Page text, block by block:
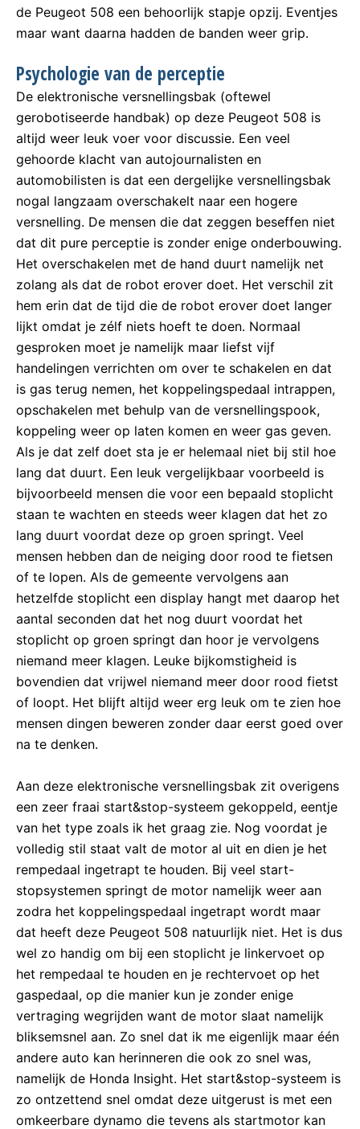
de Peugeot 508 een behoorlijk stapje opzij. Eventjes
maar want daarna hadden de banden weer grip.
Psychologie van de perceptie
De elektronische versnellingsbak (oftewel
gerobotiseerde handbak) op deze Peugeot 508 is
altijd weer leuk voer voor discussie. Een veel
gehoorde klacht van autojournalisten en
automobilisten is dat een dergelijke versnellingsbak
nogal langzaam overschakelt naar een hogere
versnelling. De mensen die dat zeggen beseffen niet
dat dit pure perceptie is zonder enige onderbouwing.
Het overschakelen met de hand duurt namelijk net
zolang als dat de robot erover doet. Het verschil zit
hem erin dat de tijd die de robot erover doet langer
lijkt omdat je zélf niets hoeft te doen. Normaal
gesproken moet je namelijk maar liefst vijf
handelingen verrichten om over te schakelen en dat
is gas terug nemen, het koppelingspedaal intrappen,
opschakelen met behulp van de versnellingspook,
koppeling weer op laten komen en weer gas geven.
Als je dat zelf doet sta je er helemaal niet bij stil hoe
lang dat duurt. Een leuk vergelijkbaar voorbeeld is
bijvoorbeeld mensen die voor een bepaald stoplicht
staan te wachten en steeds weer klagen dat het zo
lang duurt voordat deze op groen springt. Veel
mensen hebben dan de neiging door rood te fietsen
of te lopen. Als de gemeente vervolgens aan
hetzelfde stoplicht een display hangt met daarop het
aantal seconden dat het nog duurt voordat het
stoplicht op groen springt dan hoor je vervolgens
niemand meer klagen. Leuke bijkomstigheid is
bovendien dat vrijwel niemand meer door rood fietst
of loopt. Het blijft altijd weer erg leuk om te zien hoe
mensen dingen beweren zonder daar eerst goed over
na te denken.
Aan deze elektronische versnellingsbak zit overigens
een zeer fraai start&stop-systeem gekoppeld, eentje
van het type zoals ik het graag zie. Nog voordat je
volledig stil staat valt de motor al uit en dien je het
rempedaal ingetrapt te houden. Bij veel start-
stopsystemen springt de motor namelijk weer aan
zodra het koppelingspedaal ingetrapt wordt maar
dat heeft deze Peugeot 508 natuurlijk niet. Het is dus
wel zo handig om bij een stoplicht je linkervoet op
het rempedaal te houden en je rechtervoet op het
gaspedaal, op die manier kun je zonder enige
vertraging wegrijden want de motor slaat namelijk
bliksemsnel aan. Zo snel dat ik me eigenlijk maar één
andere auto kan herinneren die ook zo snel was,
namelijk de Honda Insight. Het start&stop-systeem is
zo ontzettend snel omdat deze uitgerust is met een
omkeerbare dynamo die tevens als startmotor kan